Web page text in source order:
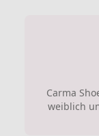
Carma
weiblich